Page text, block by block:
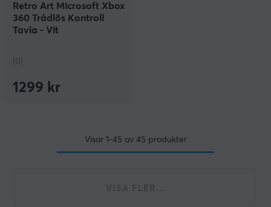
Retro Art Microsoft Xbox
360 Trådlös Kontroll
Tavla - Vit
(0)
1299 kr
Visar 1-45 av 45 produkter